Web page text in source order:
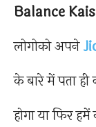
Balance
लोगोको अपने
के बारे में पता
होगा या फिर